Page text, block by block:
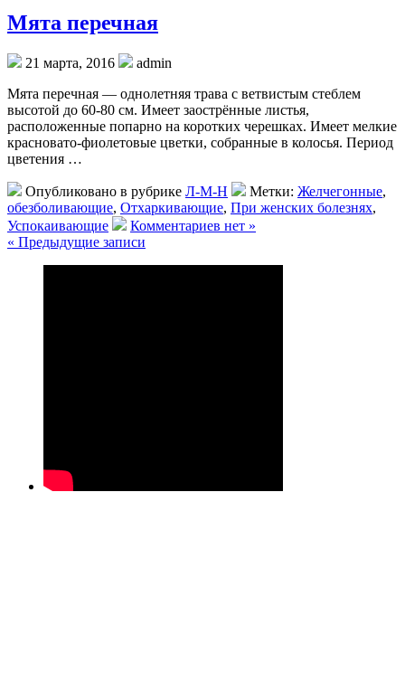
Мята перечная
21 марта, 2016
admin
Мята перечная — однолетняя трава с ветвистым стеблем
высотой до 60-80 см. Имеет заострённые листья,
расположенные попарно на коротких черешках. Имеет мелкие
красновато-фиолетовые цветки, собранные в колосья. Период
цветения …
Опубликовано в рубрике Л-М-Н Метки: Желчегонные,
обезболивающие, Отхаркивающие, При женских болезнях,
Успокаивающие
Комментариев нет »
« Предыдущие записи